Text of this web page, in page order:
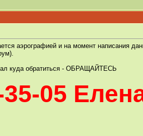
аэрографией и на момент написания
куда обратиться - ОБРАЩАЙТЕСЬ
05